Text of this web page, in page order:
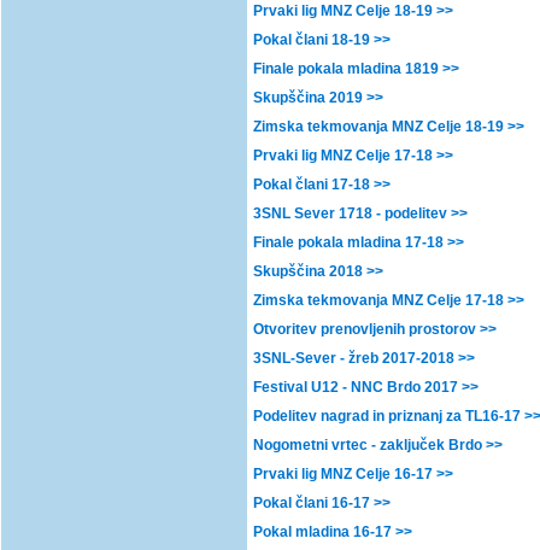
Prvaki lig MNZ Celje 18-19 >>
Pokal člani 18-19 >>
Finale pokala mladina 1819 >>
Skupščina 2019 >>
Zimska tekmovanja MNZ Celje 18-19 >>
Prvaki lig MNZ Celje 17-18 >>
Pokal člani 17-18 >>
3SNL Sever 1718 - podelitev >>
Finale pokala mladina 17-18 >>
Skupščina 2018 >>
Zimska tekmovanja MNZ Celje 17-18 >>
Otvoritev prenovljenih prostorov >>
3SNL-Sever - žreb 2017-2018 >>
Festival U12 - NNC Brdo 2017 >>
Podelitev nagrad in priznanj za TL16-17 >>
Nogometni vrtec - zaključek Brdo >>
Prvaki lig MNZ Celje 16-17 >>
Pokal člani 16-17 >>
Pokal mladina 16-17 >>